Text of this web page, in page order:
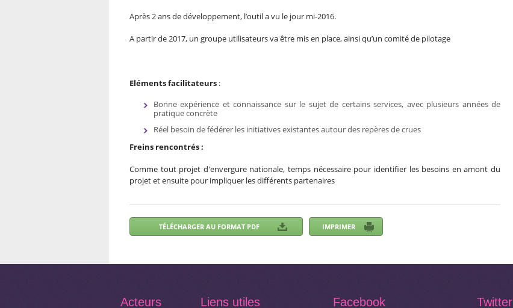
Après 2 ans de développement, l’outil a vu le jour mi-2016.
A partir de 2017, un groupe utilisateurs va être mis en place, ainsi qu’un comité de pilotage
Eléments facilitateurs :
Bonne expérience et connaissance sur le sujet de certains services, avec plusieurs années de
pratique concrète
Réel besoin de fédérer les initiatives existantes autour des repères de crues
Freins rencontrés :
Comme tout projet d'envergure nationale, temps nécessaire pour identifier les besoins en amont du
projet et ensuite pour impliquer les différents partenaires
Acteurs Liens utiles Facebook Twitter